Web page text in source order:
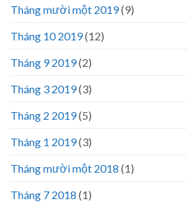
Tháng mười một 2019(9)
Tháng 10 2019(12)
Tháng 9 2019(2)
Tháng 3 2019(3)
Tháng 2 2019(5)
Tháng 1 2019(3)
Tháng mười một 2018 (1)
Tháng 7 2018 (1)